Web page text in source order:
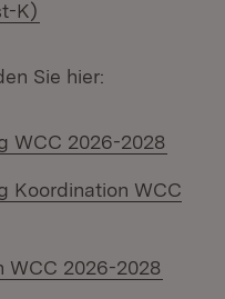
K)
Sie hier:
WCC 2026-2028
Koordination WCC
WCC 2026-2028